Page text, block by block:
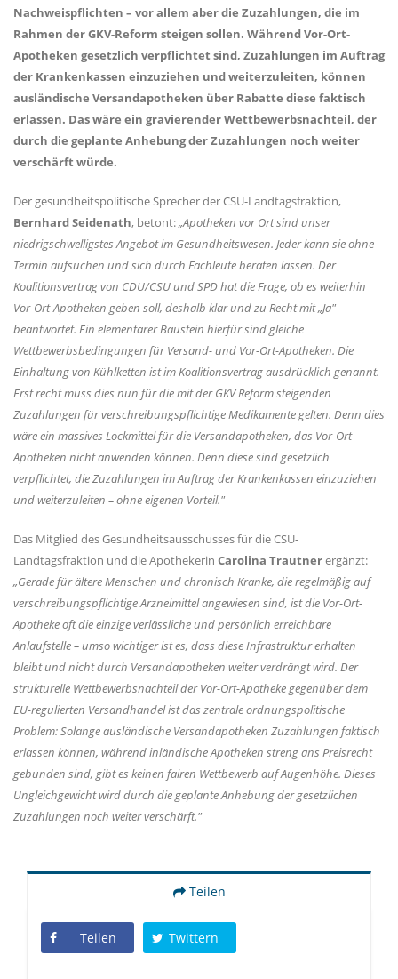
Nachweispflichten – vor allem aber die Zuzahlungen, die im
Rahmen der GKV-Reform steigen sollen. Während Vor-Ort-
Apotheken gesetzlich verpflichtet sind, Zuzahlungen im Auftrag
der Krankenkassen einzuziehen und weiterzuleiten, können
ausländische Versandapotheken über Rabatte diese faktisch
erlassen. Das wäre ein gravierender Wettbewerbsnachteil, der
durch die geplante Anhebung der Zuzahlungen noch weiter
verschärft würde.
Der gesundheitspolitische Sprecher der CSU-Landtagsfraktion,
Bernhard Seidenath, betont:Apotheken vor Ort sind unser
niedrigschwelligstes Angebot im Gesundheitswesen. Jeder kann sie ohne
Termin aufsuchen und sich durch Fachleute beraten lassen. Der
Koalitionsvertrag von CDU/CSU und SPD hat die Frage, ob es weiterhin
Vor-Ort-Apotheken geben soll, deshalb klar und zu Recht mit „Ja"
beantwortet. Ein elementarer Baustein hierfür sind gleiche
Wettbewerbsbedingungen für Versand- und Vor-Ort-Apotheken. Die
Einhaltung von Kühlketten ist im Koalitionsvertrag ausdrücklich genannt.
Erst recht muss dies nun für die mit der GKV Reform steigenden
Zuzahlungen für verschreibungspflichtige Medikamente gelten. Denn dies
wäre ein massives Lockmittel für die Versandapotheken, das Vor-Ort-
Apotheken nicht anwenden können. Denn diese sind gesetzlich
verpflichtet, die Zuzahlungen im Auftrag der Krankenkassen einzuziehen
und weiterzuleiten – ohne eigenen Vorteil."
Das Mitglied des Gesundheitsausschusses für die CSU-
Landtagsfraktion und die Apothekerin Carolina Trautnerergänzt:
Gerade für ältere Menschen und chronisch Kranke, die regelmäßig auf
verschreibungspflichtige Arzneimittel angewiesen sind, ist die Vor-Ort-
Apotheke oft die einzige verlässliche und persönlich erreichbare
Anlaufstelle – umso wichtiger ist es, dass diese Infrastruktur erhalten
bleibt und nicht durch Versandapotheken weiter verdrängt wird. Der
strukturelle Wettbewerbsnachteil der Vor-Ort-Apotheke gegenüber dem
EU-regulierten Versandhandel ist das zentrale ordnungspolitische
Problem: Solange ausländische Versandapotheken Zuzahlungen faktisch
erlassen können, während inländische Apotheken streng ans Preisrecht
gebunden sind, gibt es keinen fairen Wettbewerb auf Augenhöhe. Dieses
Ungleichgewicht wird durch die geplante Anhebung der gesetzlichen
Zuzahlungen noch weiter verschärft."
Teilen
Teilen Twittern